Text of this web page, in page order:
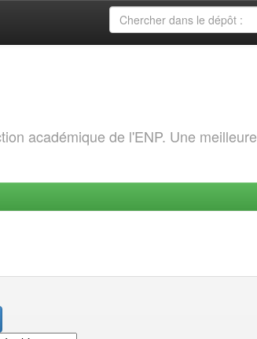
académique de l'ENP. Une meilleure